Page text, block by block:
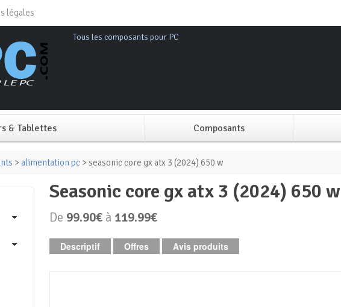
légales
Tous les composants pour PC
& Tablettes Composants
Alimentation PC
Boitier PC
Carte mère
> alimentation pc > seasonic core gx atx 3 (2024) 650 w
seasonic core gx atx 3 (2024) 650 w
De 99.90€ à 119.99€
Descriptif Offres Avis produits